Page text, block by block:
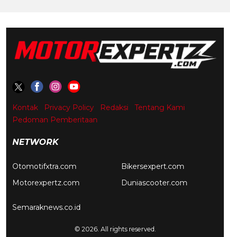
Kontak Privacy Policy Redaksi
Tentang Kami
Pedoman Pemberitaan
NETWORK
Otomotifxtra.com
Motorexpertz.com
Bikersexpert.com
Duniascooter.com
Semaraknews.co.id
© 2026. All rights reserved.